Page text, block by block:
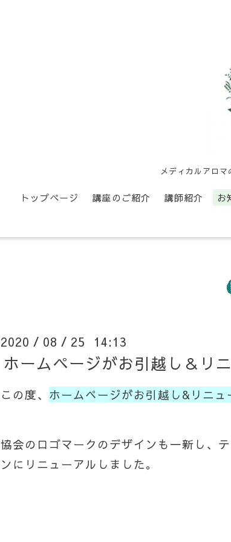
メディカルアロ
トップページ 講座のご紹介 講師紹介 お
2020 / 08 / 25 14:13
ホームページがお引越し＆リ
この度、 ホームページがお引越し&リニュ
協会のロゴマークのデザインも一新し、
ンにリニューアルしました。